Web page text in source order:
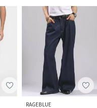
RAGEBLUE